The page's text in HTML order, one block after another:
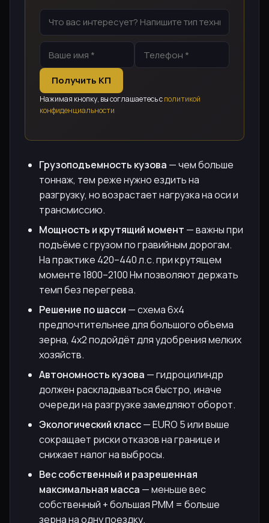
Получить КП
Нажимая кнопку, вы соглашаетесь сполитикой
конфиденциальности
Грузоподъемность кузова — чем больше
тоннаж, тем реже нужно ездить на
разгрузку, но возрастает нагрузка на оси и
трансмиссию.
Мощность и крутящий момент — важны при
подъёме с грузом по гравийным дорогам.
На практике 420–440 л.с. при крутящем
моменте 1800–2100 Нм позволяют держать
темп без перегрева.
Решение по шасси — схема 6х4
предпочтительнее для большого объема
зерна, 4х2 подойдёт для удобрения мелких
хозяйств.
Автономность кузова — гидроцилиндр
должен раскладываться быстро, иначе
очереди на разгрузке замедляют оборот.
Экологический класс— EURO 5 или выше
сокращает риски отказов на границе и
снижает налог на выбросы.
Вес собственный и разрешенная
максимальная масса — меньше вес
собственный + большая РММ = больше
зерна на одну поездку.